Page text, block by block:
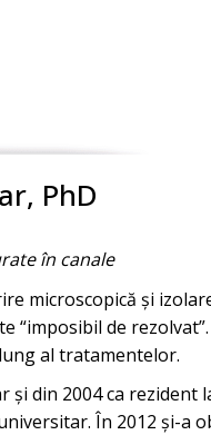
PhD
în canale
microscopică și
“imposibil de
al tratamentelor.
din 2004 ca rezident
În 2012 și-a